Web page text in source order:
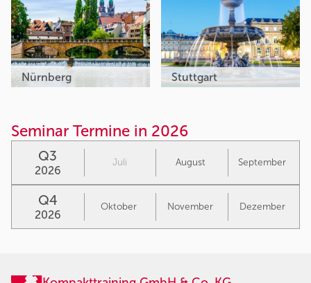
Nürnberg Stuttgart
Seminar Termine in 2026
Q3
2026
Juli August September
Q4
2026
Oktober November Dezember